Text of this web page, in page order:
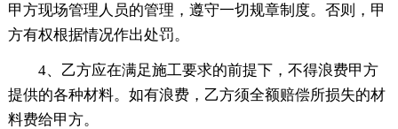
甲方现场管理人员的管理，遵守一切规章制度。否则，甲
方有权根据情况作出处罚。
4、乙方应在满足施工要求的前提下，不得浪费甲方
提供的各种材料。如有浪费，乙方须全额赔偿所损失的材
料费给甲方。